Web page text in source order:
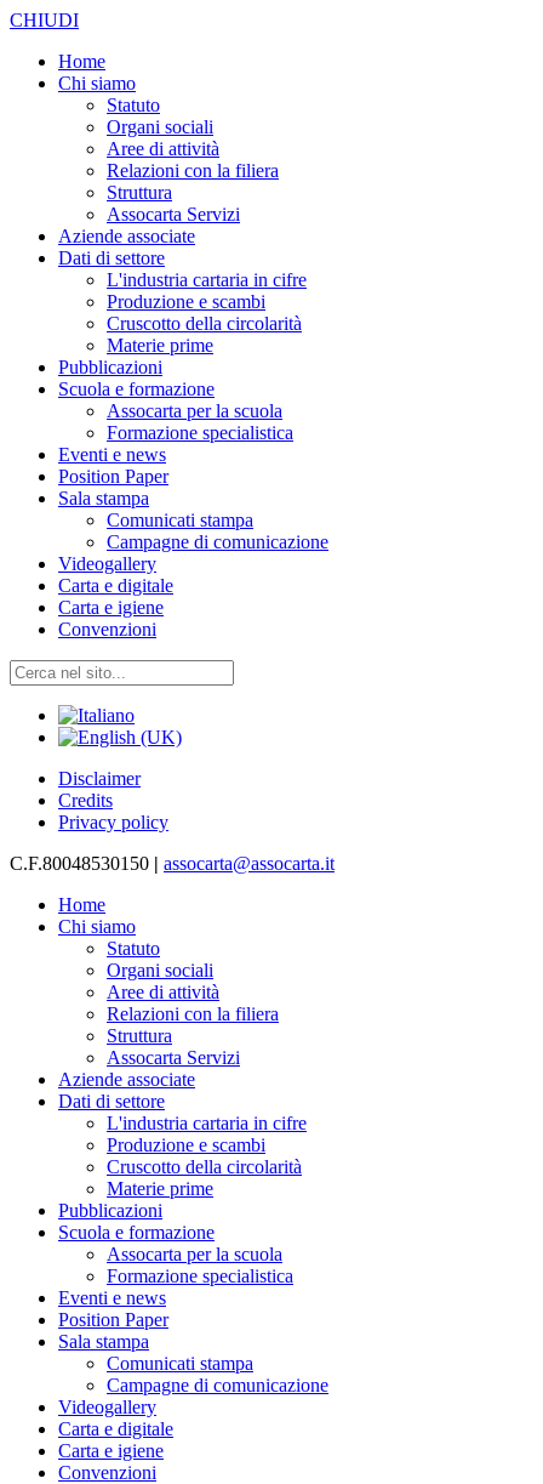
CHIUDI
Home
Chi siamo
Statuto
Organi sociali
Aree di attività
Relazioni con la filiera
Struttura
Assocarta Servizi
Aziende associate
Dati di settore
L'industria cartaria in cifre
Produzione e scambi
Cruscotto della circolarità
Materie prime
Pubblicazioni
Scuola e formazione
Assocarta per la scuola
Formazione specialistica
Eventi e news
Position Paper
Sala stampa
Comunicati stampa
Campagne di comunicazione
Videogallery
Carta e digitale
Carta e igiene
Convenzioni
Disclaimer
Credits
Privacy policy
C.F.80048530150 | assocarta@assocarta.it
Home
Chi siamo
Statuto
Organi sociali
Aree di attività
Relazioni con la filiera
Struttura
Assocarta Servizi
Aziende associate
Dati di settore
L'industria cartaria in cifre
Produzione e scambi
Cruscotto della circolarità
Materie prime
Pubblicazioni
Scuola e formazione
Assocarta per la scuola
Formazione specialistica
Eventi e news
Position Paper
Sala stampa
Comunicati stampa
Campagne di comunicazione
Videogallery
Carta e digitale
Carta e igiene
Convenzioni